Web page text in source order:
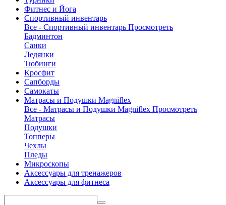
Фитнес и Йога
Спортивный инвентарь
Все - Спортивный инвентарь Просмотреть
Бадминтон
Санки
Ледянки
Тюбинги
Кросфит
Сапборды
Самокаты
Матрасы и Подушки Magniflex
Все - Матрасы и Подушки Magniflex Просмотреть
Матрасы
Подушки
Топперы
Чехлы
Пледы
Микроскопы
Аксессуары для тренажеров
Аксессуары для фитнеса